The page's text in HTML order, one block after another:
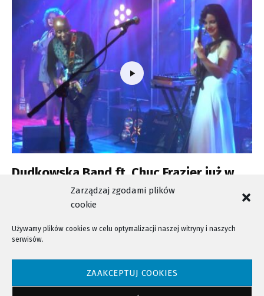
Zarządzaj zgodami plików
cookie
Używamy plików cookies w celu optymalizacji naszej witryny i naszych
serwisów.
ZAAKCEPTUJ COOKIES
Dudkowska Band ft. Chuc Frazier już w
najbliższą sobotę w Atelier Jazz Club
NTV - Nasza Telewizja Sądecka © 2023 Wszystkie prawa zastrzeżone!